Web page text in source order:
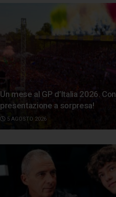
Un mese al GP d’Italia 2026. Con
presentazione a sorpresa!
5 AGOSTO 2026